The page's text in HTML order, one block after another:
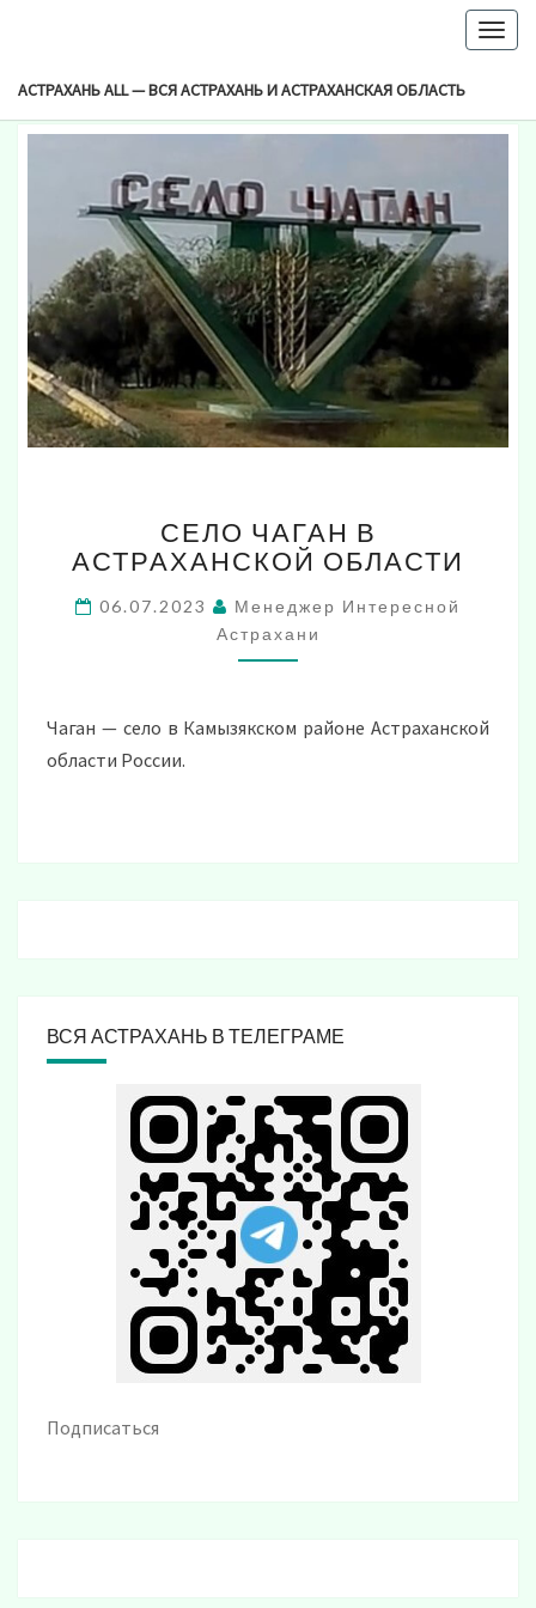
АСТРАХАНЬ ALL — ВСЯ АСТРАХАНЬ И АСТРАХАНСКАЯ ОБЛАСТЬ
Рубрика:Камызякский Район
ЧАГАН
В
ОБЛАСТИ
СЕЛО ЧАГАН В
АСТРАХАНСКОЙ ОБЛАСТИ
06.07.2023
Менеджер Интересной
Астрахани
Чаган — село в Камызякском районе Астраханской
области России.
ВСЯ АСТРАХАНЬ В ТЕЛЕГРАМЕ
Подписаться